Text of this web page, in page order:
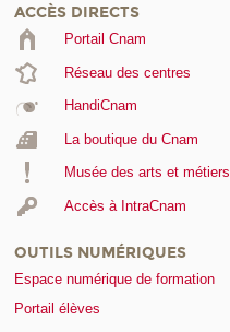
ACCÈS DIRECTS
Portail Cnam
Réseau des centres
HandiCnam
La boutique du Cnam
Musée des arts et métiers
Accès à IntraCnam
OUTILS NUMÉRIQUES
Espace numérique de formation
Portail élèves